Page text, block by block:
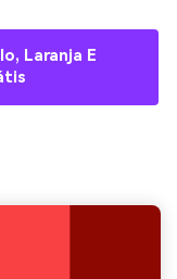
Laranja E